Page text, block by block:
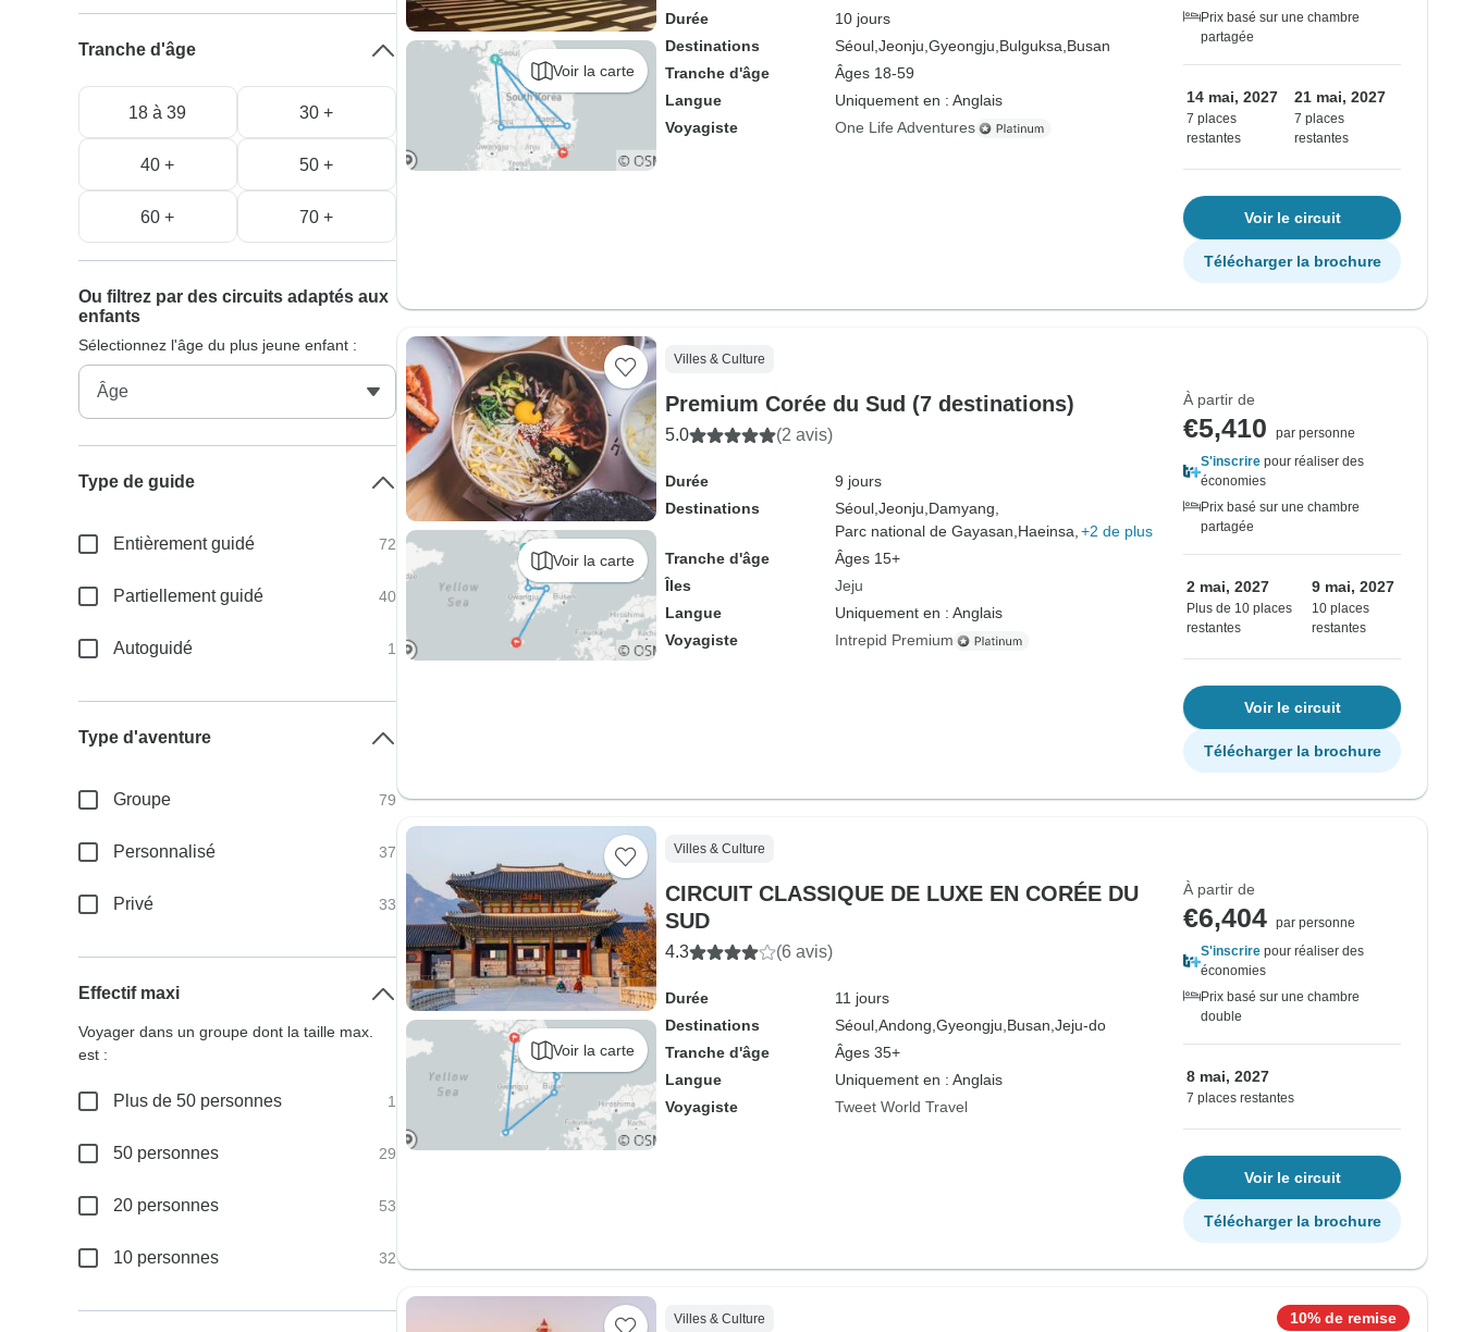
Voir la carte
Durée
10 jours
Destinations
Séoul, Jeonju, Gyeongju, Bulguksa, Busan
Tranche d'âge
Âges 18-59
Langue
Uniquement en : Anglais
Voyagiste
One Life Adventures
Prix basé sur une chambre
partagée
14 mai, 2027
7 places
restantes
21 mai, 2027
7 places
restantes
Voir le circuit
Télécharger la brochure
Voir la carte
Villes & Culture
Premium Corée du Sud (7 destinations)
5.0 (2 avis)
Durée
9 jours
Destinations
Séoul, Jeonju, Damyang,
Parc national de Gayasan, Haeinsa, +2 de plus
Tranche d'âge
Âges 15+
Îles
Jeju
Langue
Uniquement en : Anglais
Voyagiste
Intrepid Premium
À partir de
€5,410
par personne
S'inscrire pour réaliser des
économies
Prix basé sur une chambre
partagée
2 mai, 2027
Plus de 10 places
restantes
9 mai, 2027
10 places
restantes
Voir le circuit
Télécharger la brochure
Voir la carte
Villes & Culture
CIRCUIT CLASSIQUE DE LUXE EN CORÉE DU
SUD
4.3 (6 avis)
Durée
11 jours
Destinations
Séoul, Andong, Gyeongju, Busan, Jeju-do
Tranche d'âge
Âges 35+
Langue
Uniquement en : Anglais
Voyagiste
Tweet World Travel
À partir de
€6,404 par personne
S'inscrire pour réaliser des
économies
Prix basé sur une chambre
double
8 mai, 2027
7 places restantes
Voir le circuit
Télécharger la brochure
Villes & Culture 10% de remise
Tranche d'âge
18 à 39 30 +
40 + 50 +
60 + 70 +
Ou filtrez par des circuits adaptés aux
enfants
Sélectionnez l'âge du plus jeune enfant :
Type de guide
Entièrement guidé 72
Partiellement guidé 40
Autoguidé 1
Type d'aventure
Groupe 79
Personnalisé 37
Privé 33
Effectif maxi
Voyager dans un groupe dont la taille max.
est :
Plus de 50 personnes 1
50 personnes 29
20 personnes 53
10 personnes 32